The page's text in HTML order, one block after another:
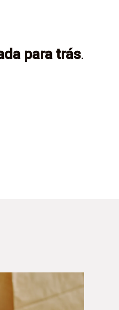
para trás.